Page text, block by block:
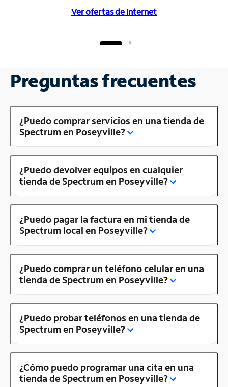
Ver ofertas de Internet
Preguntas frecuentes
¿Puedo comprar servicios en una tienda de
Spectrum en Poseyville?
¿Puedo devolver equipos en cualquier
tienda de Spectrum en Poseyville?
¿Puedo pagar la factura en mi tienda de
Spectrum local en Poseyville?
¿Puedo comprar un teléfono celular en una
tienda de Spectrum en Poseyville?
¿Puedo probar teléfonos en una tienda de
Spectrum en Poseyville?
¿Cómo puedo programar una cita en una
tienda de Spectrum en Poseyville?